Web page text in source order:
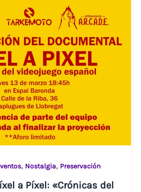
, Nostalgia, Preservación
a Píxel: «Crónicas del